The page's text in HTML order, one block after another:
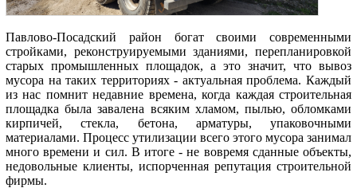
Павлово-Посадский район богат своими современными
стройками, реконструируемыми зданиями, перепланировкой
старых промышленных площадок, а это значит, что вывоз
мусора на таких территориях - актуальная проблема. Каждый
из нас помнит недавние времена, когда каждая строительная
площадка была завалена всяким хламом, пылью, обломками
кирпичей, стекла, бетона, арматуры, упаковочными
материалами. Процесс утилизации всего этого мусора занимал
много времени и сил. В итоге - не вовремя сданные объекты,
недовольные клиенты, испорченная репутация строительной
фирмы.